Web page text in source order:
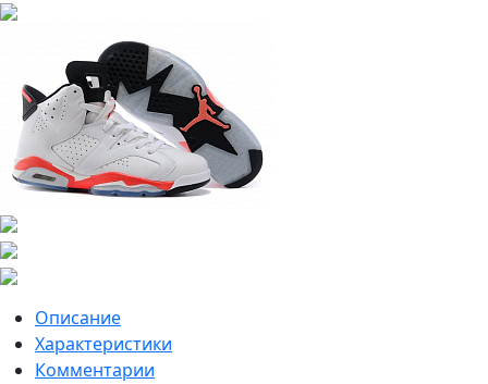
Описание
Характеристики
Комментарии